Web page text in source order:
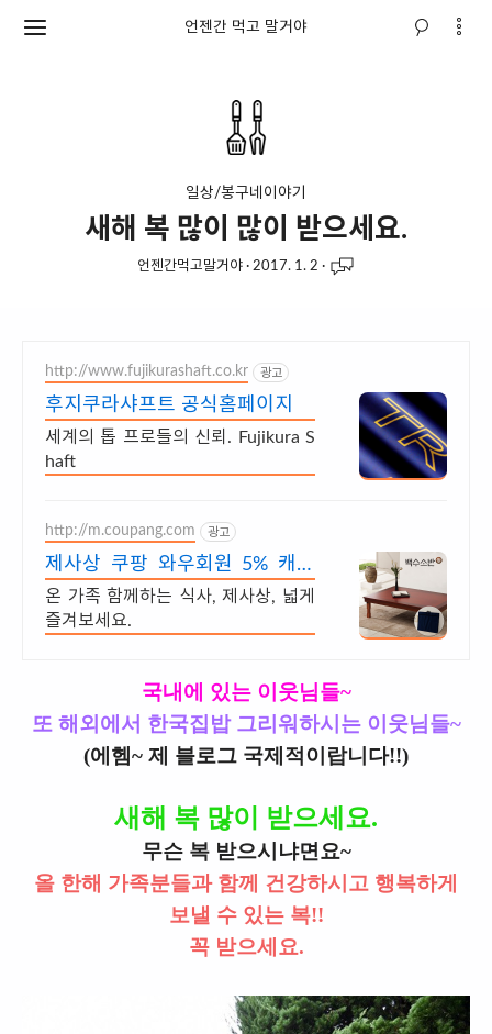
언젠간 먹고 말거야
일상/봉구네이야기
새해 복 많이 많이 받으세요.
언젠간먹고말거야· 2017. 1. 2 ·
http://www.fujikurashaft.co.kr 광고
후지쿠라샤프트 공식홈페이지
세계의 톱 프로들의 신뢰. Fujikura S
haft
http://m.coupang.com 광고
제사상 쿠팡 와우회원 5% 캐시
적립
온 가족 함께하는 식사, 제사상, 넓게
즐겨보세요.
국내에 있는 이웃님들~
또 해외에서 한국집밥 그리워하시는 이웃님들~
(에헴~ 제 블로그 국제적이랍니다!!)
새해 복 많이 받으세요.
무슨 복 받으시냐면요~
올 한해 가족분들과 함께 건강하시고 행복하게
보낼 수 있는 복!!
꼭 받으세요.